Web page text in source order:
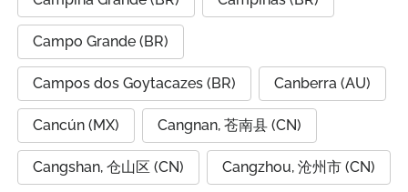
Campo Grande (BR)
Campos dos Goytacazes (BR) Canberra (AU)
Cancún (MX) Cangnan, 苍南县 (CN)
Cangshan, 仓山区 (CN) Cangzhou, 沧州市 (CN)